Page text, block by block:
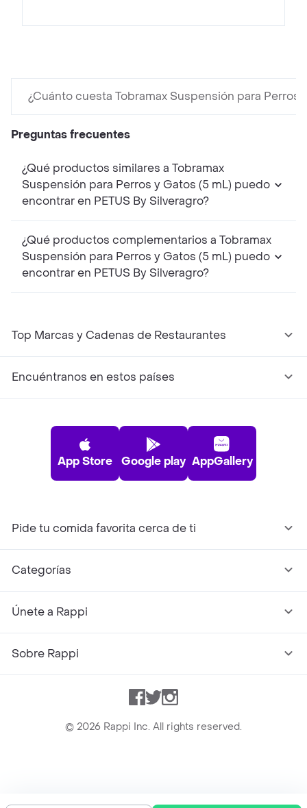
¿Cuánto cuesta Tobramax Suspensión para Perros
Preguntas frecuentes
¿Qué productos similares a Tobramax
Suspensión para Perros y Gatos (5 mL) puedo
encontrar en PETUS By Silveragro?
¿Qué productos complementarios a Tobramax
Suspensión para Perros y Gatos (5 mL) puedo
encontrar en PETUS By Silveragro?
Top Marcas y Cadenas de Restaurantes
Encuéntranos en estos países
App Store Google play AppGallery
Pide tu comida favorita cerca de ti
Categorías
Únete a Rappi
Sobre Rappi
Facebook
TwitterInstagram
© 2026 Rappi Inc. All rights reserved.